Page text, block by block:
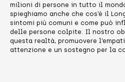
milioni di persone in tutto il
spieghiamo anche che cos’è il
sintomi più comuni e come può
delle persone colpite. Il nostro
questa realtà, promuovere
attenzione e un sostegno per la